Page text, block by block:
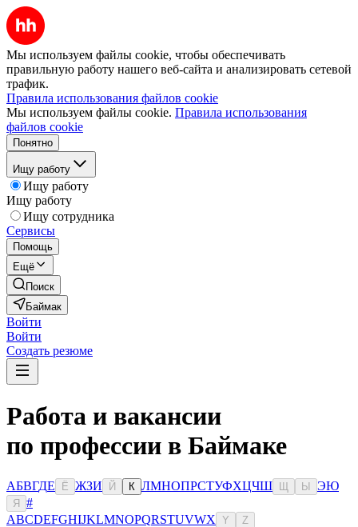
Мы используем файлы cookie, чтобы обеспечивать
правильную работу нашего веб-сайта и анализировать сетевой
трафик.
Правила использования файлов cookie
Мы используем файлы cookie. Правила использования
файлов cookie
Понятно
Ищу работу
Ищу работу
Ищу работу
Ищу сотрудника
Сервисы
Помощь
Ещё
Поиск
Баймак
Войти
Войти
Создать резюме
Работа и вакансии
по профессии в Баймаке
АБВГДЕ Ё ЖЗИ Й К ЛМНОПРСТУФХЦЧШ Ы ЭЮ
Я
#
ABCDEFGHIJKLMNOPQRSTUVWX Y Z